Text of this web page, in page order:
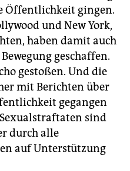
Öffentlichkeit gingen.
und New York,
haben damit auch
geschaffen.
gestoßen. Und die
mit Berichten über
gegangen
sind
durch alle
auf Unterstützung